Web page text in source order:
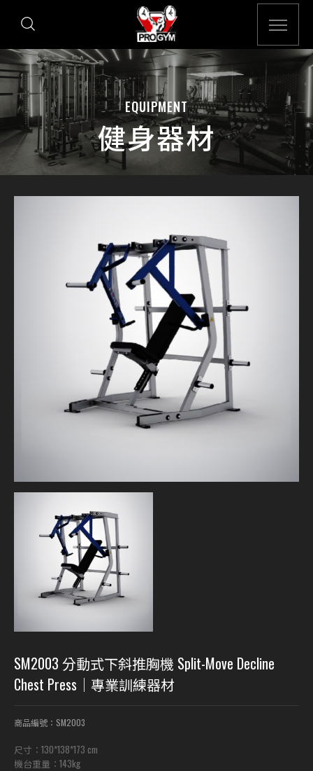
EQUIPMENT
健身器材
SM2003 分動式下斜推胸機 Split-Move Decline
Chest Press｜專業訓練器材
商品編號：SM2003
尺寸：130*138*173 cm
機台重量：143kg